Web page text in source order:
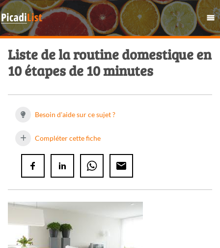
Liste de la routine domestique en
10 étapes de 10 minutes
Besoin d'aide sur ce sujet ?
Compléter cette fiche